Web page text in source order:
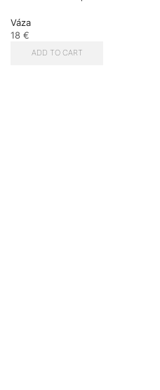
Váza
18 €
ADD TO CART